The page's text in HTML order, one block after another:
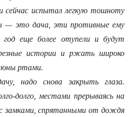
сейчас испытал легкую тошноту
— это дача, эти противные ему
год еще более отупели и будут
истории и ржать широко
ртами.
надо снова закрыть глаза.
долго, местами прерываясь на
замками, спрятанными от дождя